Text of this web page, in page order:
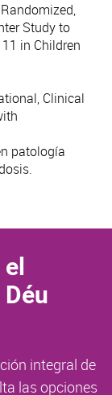
Study to
in Children
Clinical
patología
integral de
las opciones